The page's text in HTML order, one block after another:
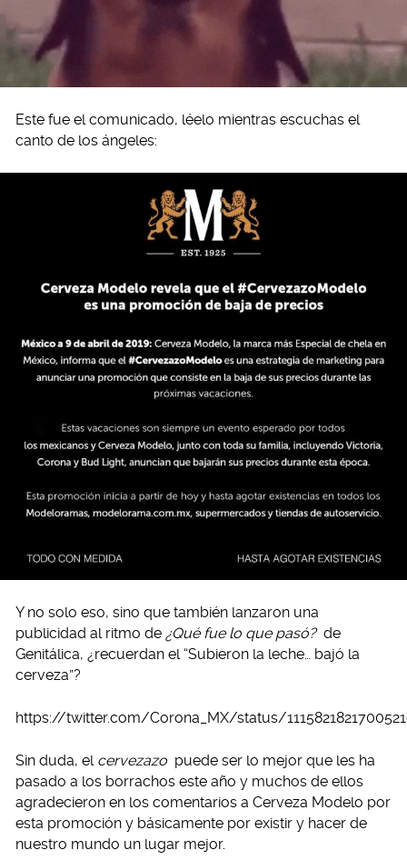
Este fue el comunicado, léelo mientras escuchas el
canto de los ángeles:
Y no solo eso, sino que también lanzaron una
publicidad al ritmo de ¿Qué fue lo que pasó? de
Genitálica, ¿recuerdan el “Subieron la leche… bajó la
cerveza”?
https://twitter.com/Corona_MX/status/
Sin duda, el cervezazo puede ser lo mejor que les ha
pasado a los borrachos este año y muchos de ellos
agradecieron en los comentarios a Cerveza Modelo por
esta promoción y básicamente por existir y hacer de
nuestro mundo un lugar mejor.